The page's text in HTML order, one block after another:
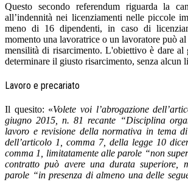
Questo secondo referendum riguarda la
all’indennità nei licenziamenti nelle piccole
meno di 16 dipendenti, in caso di
momento una lavoratrice o un lavoratore può al
mensilità di risarcimento. L'obiettivo è dare
determinare il giusto risarcimento, senza alcun
Lavoro e precariato
Il quesito: «Volete voi l’abrogazione
giugno 2015, n. 81 recante “Disciplina
lavoro e revisione della normativa in tema
dell’articolo 1, comma 7, della legge 10
comma 1, limitatamente alle parole “non
contratto può avere una durata superiore,
parole “in presenza di almeno una delle